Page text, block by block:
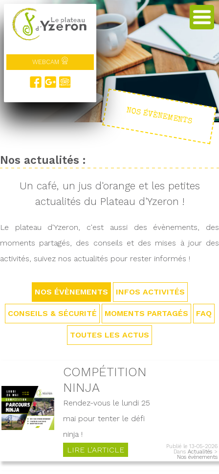
WEBCAM
NOS ÉVÈNEMENTS
Nos actualités :
Un café, un jus d'orange et les petites
actualités du Plateau d'Yzeron !
Le plateau d'Yzeron, c'est aussi des évènements, des
moments partagés, des conseils et des mises à jour des
activités, suivez nos actualités pour rester informés !
NOS ÉVÈNEMENTS INFOS ACTIVITÉS
CONSEILS & SÉCURITÉ MOMENTS PARTAGÉS FAQ
TOUTES LES ACTUS
COMPÉTITION
NINJA
Rendez-vous le lundi 25
mai pour tenter le défi
ninja !
LIRE L'ARTICLE
Publié le 13-05-2026
Dans Actualités >
Nos évènements